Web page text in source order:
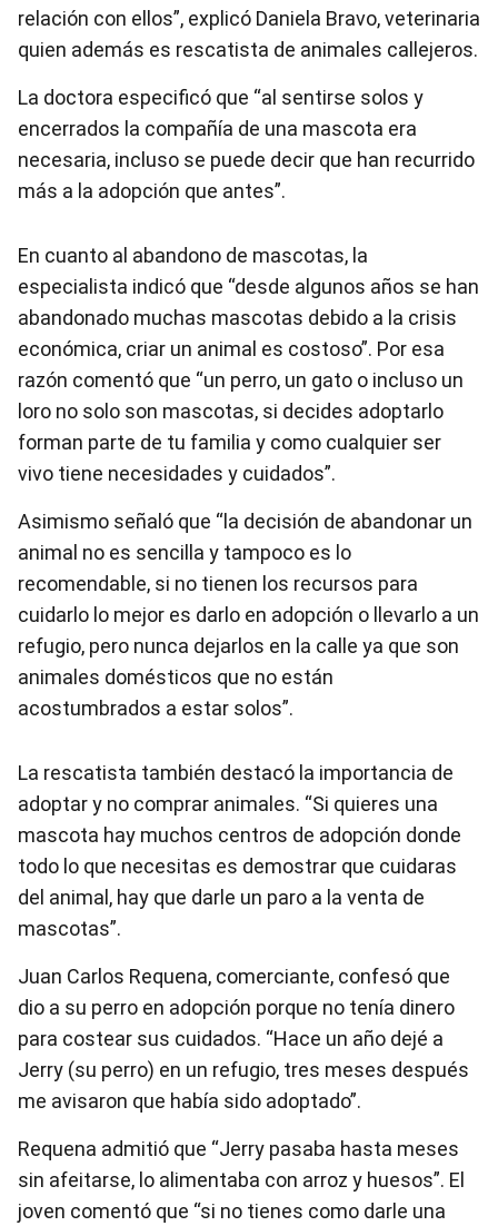
relación con ellos”, explicó Daniela Bravo, veterinaria
quien además es rescatista de animales callejeros.
La doctora especificó que “al sentirse solos y
encerrados la compañía de una mascota era
necesaria, incluso se puede decir que han recurrido
más a la adopción que antes”.
En cuanto al abandono de mascotas, la
especialista indicó que “desde algunos años se han
abandonado muchas mascotas debido a la crisis
económica, criar un animal es costoso”. Por esa
razón comentó que “un perro, un gato o incluso un
loro no solo son mascotas, si decides adoptarlo
forman parte de tu familia y como cualquier ser
vivo tiene necesidades y cuidados”.
Asimismo señaló que “la decisión de abandonar un
animal no es sencilla y tampoco es lo
recomendable, si no tienen los recursos para
cuidarlo lo mejor es darlo en adopción o llevarlo a un
refugio, pero nunca dejarlos en la calle ya que son
animales domésticos que no están
acostumbrados a estar solos”.
La rescatista también destacó la importancia de
adoptar y no comprar animales. “Si quieres una
mascota hay muchos centros de adopción donde
todo lo que necesitas es demostrar que cuidaras
del animal, hay que darle un paro a la venta de
mascotas”.
Juan Carlos Requena, comerciante, confesó que
dio a su perro en adopción porque no tenía dinero
para costear sus cuidados. “Hace un año dejé a
Jerry (su perro) en un refugio, tres meses después
me avisaron que había sido adoptado”.
Requena admitió que “Jerry pasaba hasta meses
sin afeitarse, lo alimentaba con arroz y huesos”. El
joven comentó que “si no tienes como darle una